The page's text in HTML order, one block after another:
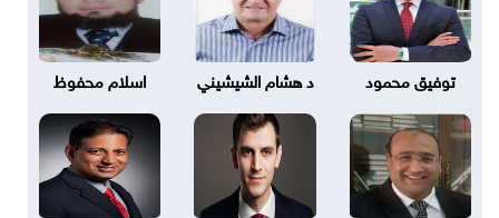
توفيق محمود د هشام الشيشيني اسلام محفوظ